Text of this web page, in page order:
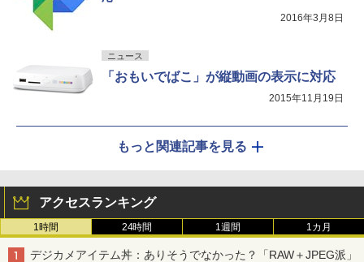
2016年3月8日
ニュース
「おもいでばこ」が縦動画の表示に対応
2015年11月19日
もっと関連記事を見る
アクセスランキング
1時間 24時間 1週間 1カ月
デジカメアイテム丼：ありそうでなかった？「RAW＋JPEG派」